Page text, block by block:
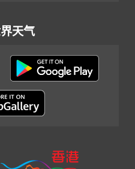
天气